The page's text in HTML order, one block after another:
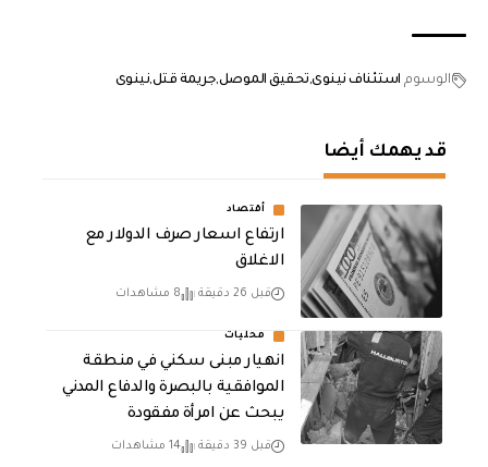
الوسوم استئناف نينوى تحقيق الموصلجريمة قتلنينوى
قد يهمك أيضا
أقتصاد
ارتفاع اسعار صرف الدولار مع
الاغلاق
قبل 26 دقيقة 8 مشاهدات
محليات
انهيار مبنى سكني في منطقة
الموافقية بالبصرة والدفاع المدني
يبحث عن امرأة مفقودة
قبل 39 دقيقة 14 مشاهدات